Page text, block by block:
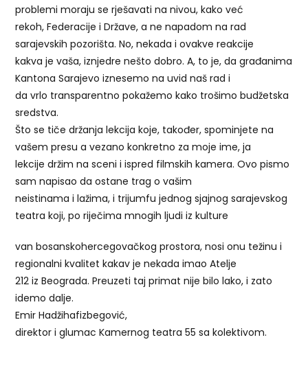
problemi moraju se rješavati na nivou, kako već
rekoh, Federacije i Države, a ne napadom na rad
sarajevskih pozorišta. No, nekada i ovakve reakcije
kakva je vaša, iznjedre nešto dobro. A, to je, da građanima
Kantona Sarajevo iznesemo na uvid naš rad i
da vrlo transparentno pokažemo kako trošimo budžetska
sredstva.
Što se tiče držanja lekcija koje, također, spominjete na
vašem presu a vezano konkretno za moje ime, ja
lekcije držim na sceni i ispred filmskih kamera. Ovo pismo
sam napisao da ostane trag o vašim
neistinama i lažima, i trijumfu jednog sjajnog sarajevskog
teatra koji, po riječima mnogih ljudi iz kulture
van bosanskohercegovačkog prostora, nosi onu težinu i
regionalni kvalitet kakav je nekada imao Atelje
212 iz Beograda. Preuzeti taj primat nije bilo lako, i zato
idemo dalje.
Emir Hadžihafizbegović,
direktor i glumac Kamernog teatra 55 sa kolektivom.